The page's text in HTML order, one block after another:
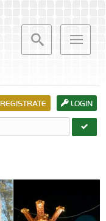
LOGIN
REGISTRATE